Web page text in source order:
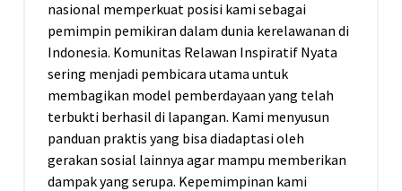
nasional memperkuat posisi kami sebagai
pemimpin pemikiran dalam dunia kerelawanan di
Indonesia. Komunitas Relawan Inspiratif Nyata
sering menjadi pembicara utama untuk
membagikan model pemberdayaan yang telah
terbukti berhasil di lapangan. Kami menyusun
panduan praktis yang bisa diadaptasi oleh
gerakan sosial lainnya agar mampu memberikan
dampak yang serupa. Kepemimpinan kami